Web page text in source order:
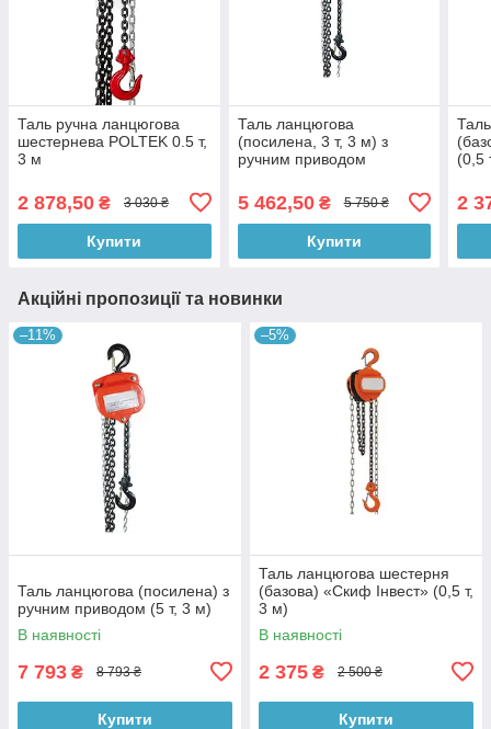
Таль ручна ланцюгова
шестернева POLTEK 0.5 т,
3 м
2 878,50 ₴ 3 030 ₴
Купити
Таль ланцюгова
(посилена, 3 т, 3 м) з
ручним приводом
5 462,50₴ 5 750 ₴
Купити
(0,5
2
Акційні пропозиції та новинки
–11%
Таль ланцюгова (посилена) з
ручним приводом (5 т, 3 м)
В наявності
7 793 ₴ 8 793 ₴
Купити
–5%
Таль ланцюгова шестерня
(базова) «Скиф Інвест» (0,5 т,
3 м)
В наявності
2 375 ₴ 2 500 ₴
Купити